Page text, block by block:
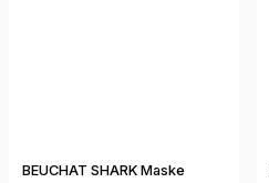
BEUCHAT SHARK Maske